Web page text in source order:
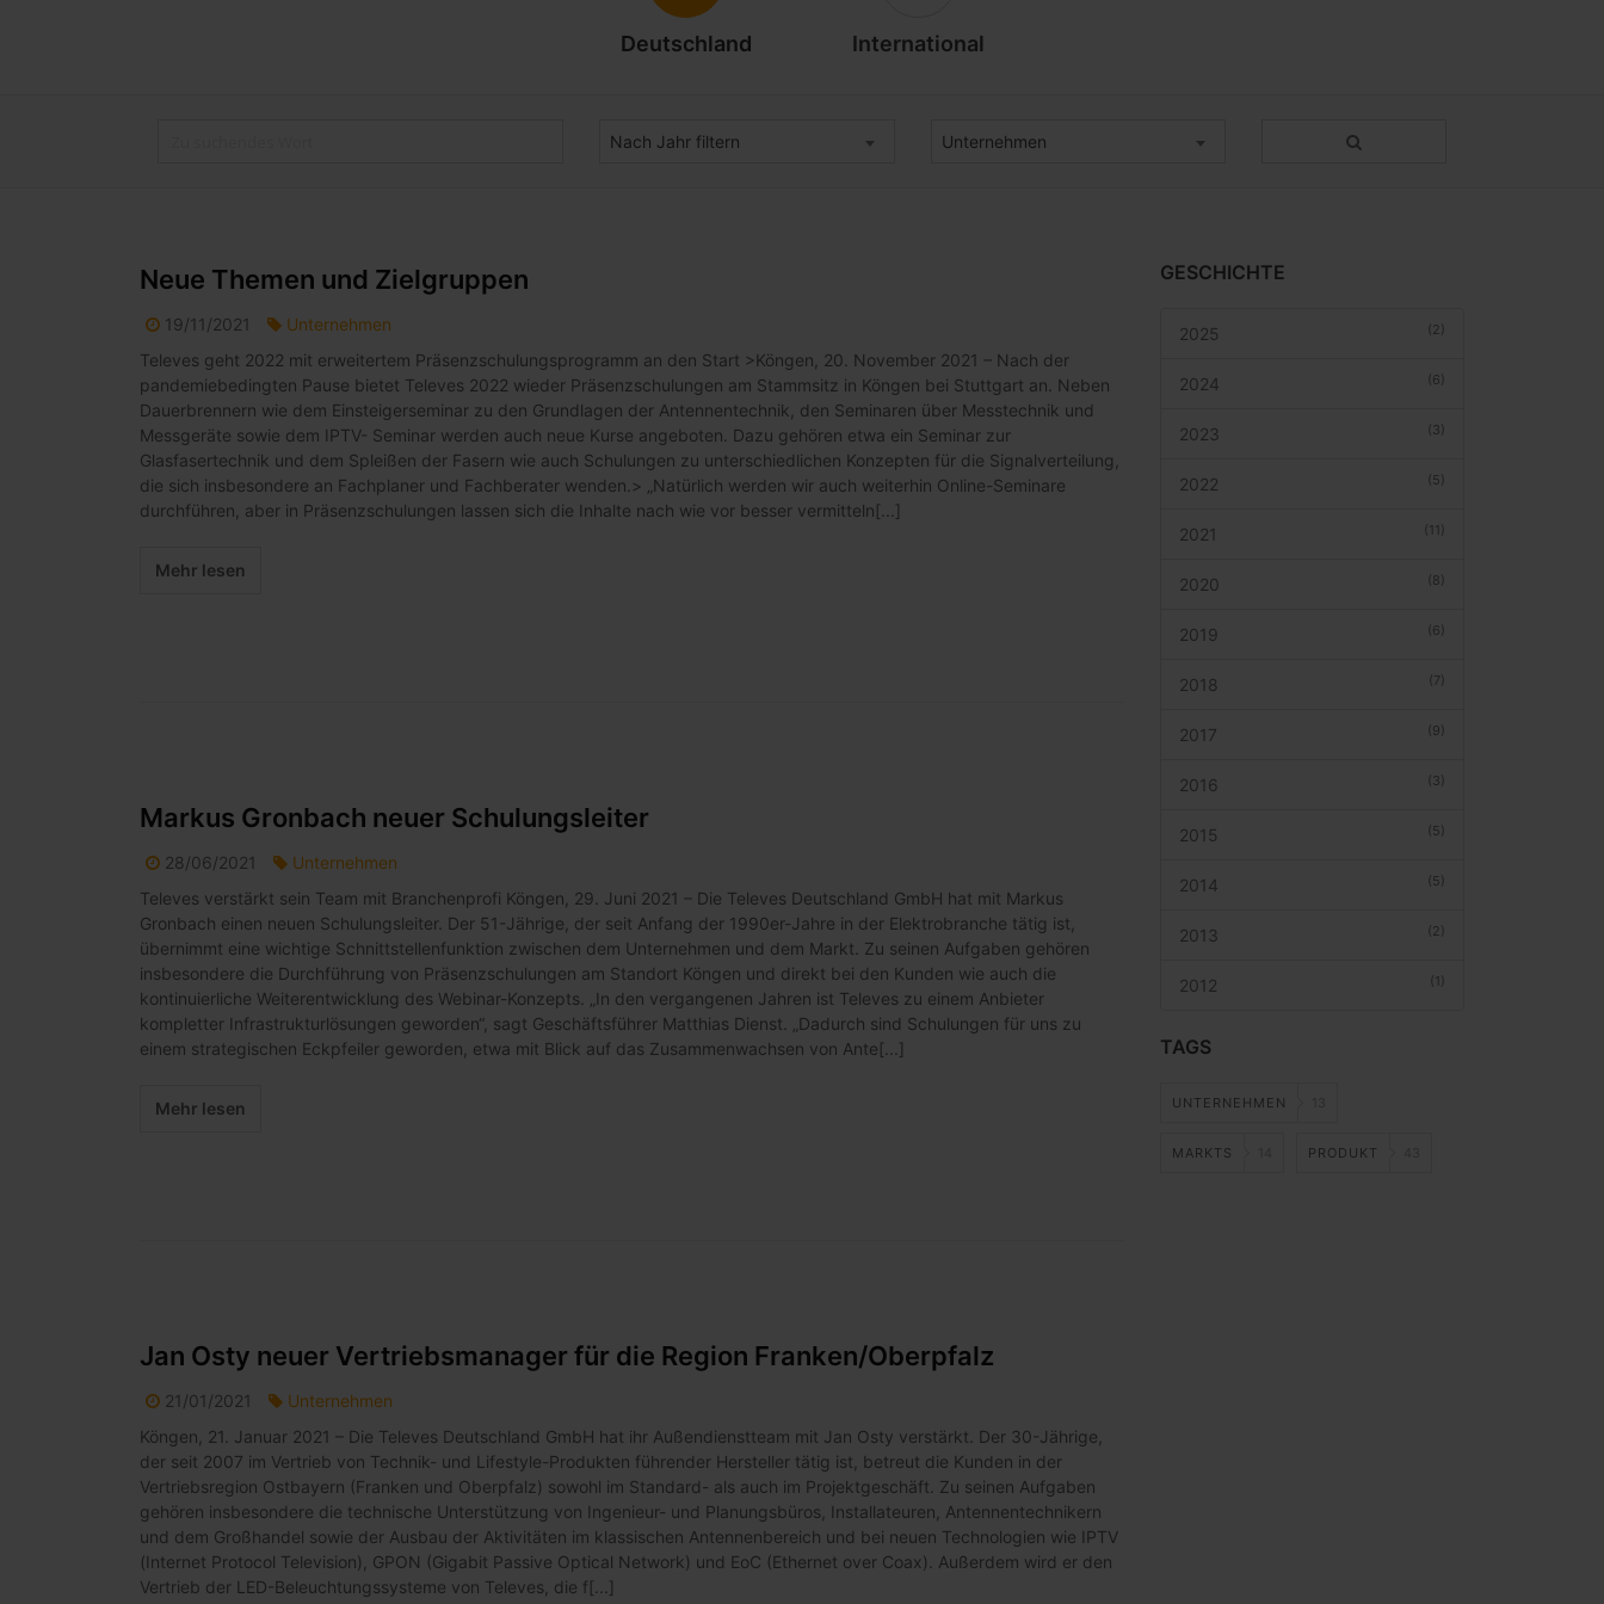
Deutschland International
Nach Jahr filtern Unternehmen
Neue Themen und Zielgruppen
19/11/2021
Unternehmen
Televes geht 2022 mit erweitertem Präsenzschulungsprogramm an den Start >Köngen, 20. November 2021 – Nach der
pandemiebedingten Pause bietet Televes 2022 wieder Präsenzschulungen am Stammsitz in Köngen bei Stuttgart an. Neben
Dauerbrennern wie dem Einsteigerseminar zu den Grundlagen der Antennentechnik, den Seminaren über Messtechnik und
Messgeräte sowie dem IPTV- Seminar werden auch neue Kurse angeboten. Dazu gehören etwa ein Seminar zur
Glasfasertechnik und dem Spleißen der Fasern wie auch Schulungen zu unterschiedlichen Konzepten für die Signalverteilung,
die sich insbesondere an Fachplaner und Fachberater wenden.> „Natürlich werden wir auch weiterhin Online-Seminare
durchführen, aber in Präsenzschulungen lassen sich die Inhalte nach wie vor besser vermitteln[...]
Mehr lesen
Markus Gronbach neuer Schulungsleiter
28/06/2021
Unternehmen
Televes verstärkt sein Team mit Branchenprofi Köngen, 29. Juni 2021 – Die Televes Deutschland GmbH hat mit Markus
Gronbach einen neuen Schulungsleiter. Der 51-Jährige, der seit Anfang der 1990er-Jahre in der Elektrobranche tätig ist,
übernimmt eine wichtige Schnittstellenfunktion zwischen dem Unternehmen und dem Markt. Zu seinen Aufgaben gehören
insbesondere die Durchführung von Präsenzschulungen am Standort Köngen und direkt bei den Kunden wie auch die
kontinuierliche Weiterentwicklung des Webinar-Konzepts. „In den vergangenen Jahren ist Televes zu einem Anbieter
kompletter Infrastrukturlösungen geworden“, sagt Geschäftsführer Matthias Dienst. „Dadurch sind Schulungen für uns zu
einem strategischen Eckpfeiler geworden, etwa mit Blick auf das Zusammenwachsen von Ante[...]
Mehr lesen
Jan Osty neuer Vertriebsmanager für die Region Franken/Oberpfalz
21/01/2021
Unternehmen
Köngen, 21. Januar 2021 – Die Televes Deutschland GmbH hat ihr Außendienstteam mit Jan Osty verstärkt. Der 30-Jährige,
der seit 2007 im Vertrieb von Technik- und Lifestyle-Produkten führender Hersteller tätig ist, betreut die Kunden in der
Vertriebsregion Ostbayern (Franken und Oberpfalz) sowohl im Standard- als auch im Projektgeschäft. Zu seinen Aufgaben
gehören insbesondere die technische Unterstützung von Ingenieur- und Planungsbüros, Installateuren, Antennentechnikern
und dem Großhandel sowie der Ausbau der Aktivitäten im klassischen Antennenbereich und bei neuen Technologien wie IPTV
(Internet Protocol Television), GPON (Gigabit Passive Optical Network) und EoC (Ethernet over Coax). Außerdem wird er den
Vertrieb der LED-Beleuchtungssysteme von Televes, die f[...]
GESCHICHTE
(2)
2025
(6)
2024
(3)
2023
(5)
2022
(11)
2021
(8)
2020
(6)
2019
(7)
2018
(9)
2017
(3)
2016
(5)
2015
(5)
2014
(2)
2013
(1)
2012
TAGS
UNTERNEHMEN
MARKTS PRODUKT